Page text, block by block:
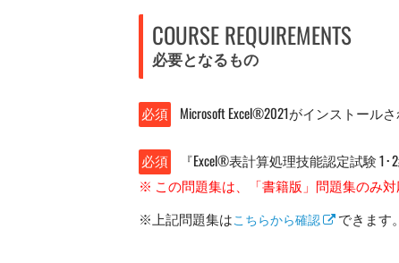
COURSE REQUIREMENTS
必要となるもの
必須 Microsoft Excel®2021がインストールさ
必須 『Excel®表計算処理技能認定試験 1･
※ この問題集は、「書籍版」問題集のみ
※上記問題集はこちらから確認 できます。